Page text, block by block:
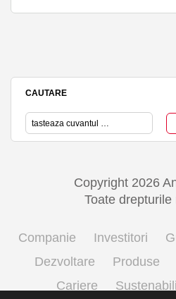
CAUTARE
Copyright 2026
Toate drepturile
Companie Investitori
Dezvoltare
Produse
Cariere